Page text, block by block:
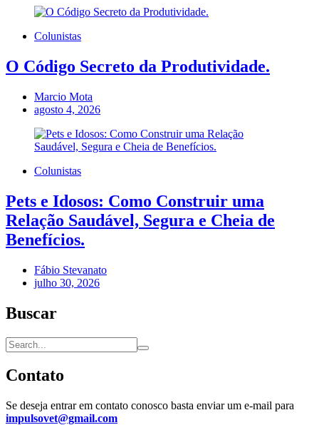
Colunistas
O Código Secreto da Produtividade.
Marcio Mota
agosto 4, 2026
Colunistas
Pets e Idosos: Como Construir uma
Relação Saudável, Segura e Cheia de
Benefícios.
Fábio Stevanato
julho 30, 2026
Buscar
Contato
Se deseja entrar em contato conosco basta enviar um e-mail para
impulsovet@gmail.com